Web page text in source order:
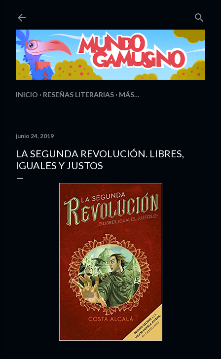
INICIO RESEÑAS LITERARIAS MÁS…
junio 24, 2019
LA SEGUNDA REVOLUCIÓN. LIBRES,
IGUALES Y JUSTOS